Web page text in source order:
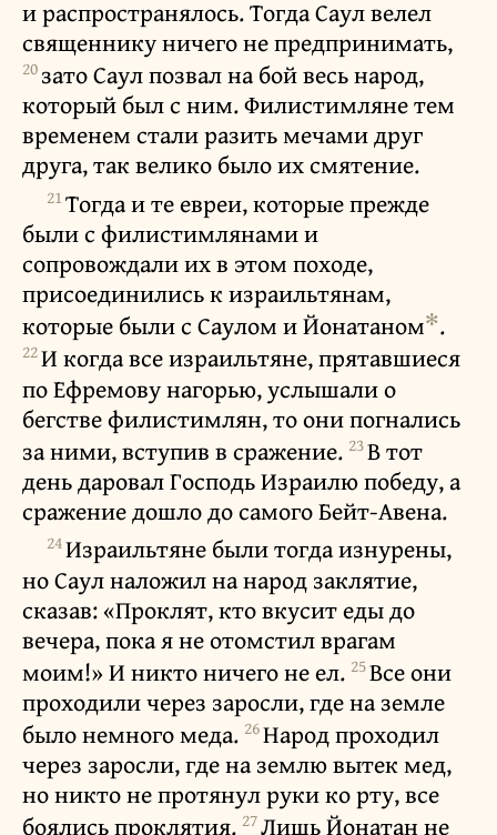
и распространялось. Тогда Саул велел
священнику ничего не предпринимать,
20зато Саул позвал на бой весь народ,
который был с ним. Филистимляне тем
временем стали разить мечами друг
друга, так велико было их смятение.
21Тогда и те евреи, которые прежде
были с филистимлянами и
сопровождали их в этом походе,
присоединились к израильтянам,
которые были с Саулом и Йонатаном✻.
22И когда все израильтяне, прятавшиеся
по Ефремову нагорью, услышали о
бегстве филистимлян, то они погнались
за ними, вступив в сражение. 23В тот
день даровал Господь Израилю победу, а
сражение дошло до самого Бейт-Авена.
24Израильтяне были тогда изнурены,
но Саул наложил на народ заклятие,
сказав: «Проклят, кто вкусит еды до
вечера, пока я не отомстил врагам
моим!» И никто ничего не ел. 25Все они
проходили через заросли, где на земле
было немного меда. 26Народ проходил
через заросли, где на землю вытек мед,
но никто не протянул руки ко рту, все
боялись проклятия. 27Лишь Йонатан не